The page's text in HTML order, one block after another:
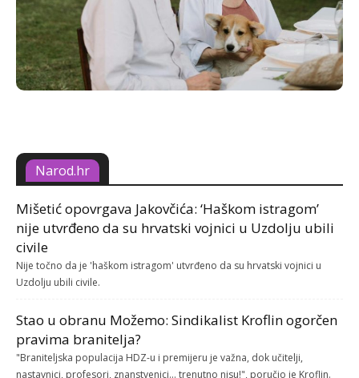
Narod.hr
Mišetić opovrgava Jakovčića: ‘Haškom istragom’
nije utvrđeno da su hrvatski vojnici u Uzdolju ubili
civile
Nije točno da je 'haškom istragom' utvrđeno da su hrvatski vojnici u
Uzdolju ubili civile.
Stao u obranu Možemo: Sindikalist Kroflin ogorčen
pravima branitelja?
"Braniteljska populacija HDZ-u i premijeru je važna, dok učitelji,
nastavnici, profesori, znanstvenici... trenutno nisu!", poručio je Kroflin.